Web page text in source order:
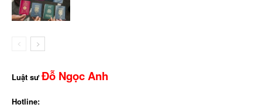
Luật sưĐỗ Ngọc Anh
Hotline: